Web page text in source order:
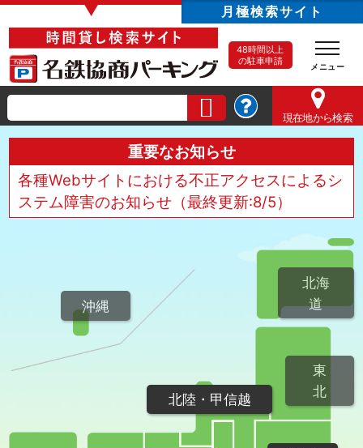
▼ 月極検索サイト
48時間以上
の駐車申請
現在地から検索
重要なお知らせ
各種Webサイトにおける不正アクセスによるシ
ステム障害のお知らせ（最終更新:8/5）
北海
道
東
北
北陸・甲信越
沖縄